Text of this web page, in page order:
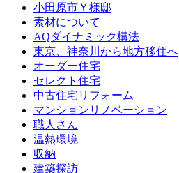
小田原市Ｙ様邸
素材について
AQダイナミック構法
東京、神奈川から地方移住へ
オーダー住宅
セレクト住宅
中古住宅リフォーム
マンションリノベーション
職人さん
温熱環境
収納
建築探訪